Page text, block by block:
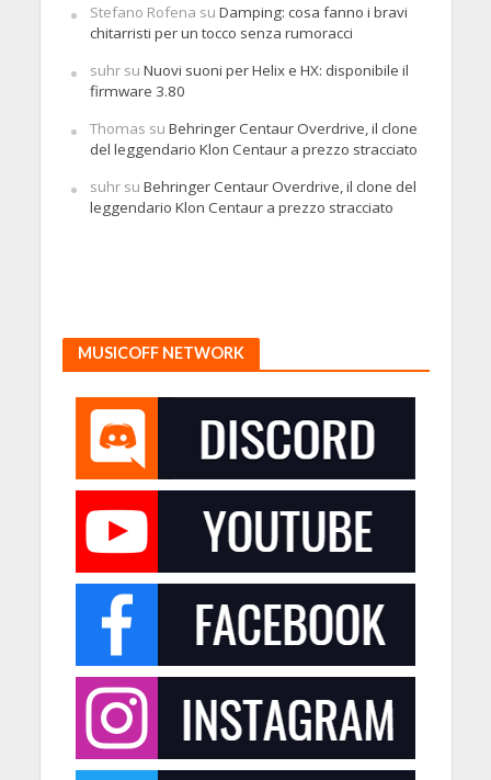
Stefano Rofena su Damping: cosa fanno i bravi
chitarristi per un tocco senza rumoracci
suhrsu Nuovi suoni per Helix e HX: disponibile il
firmware 3.80
Thomas su Behringer Centaur Overdrive, il clone
del leggendario Klon Centaur a prezzo stracciato
suhrsu Behringer Centaur Overdrive, il clone del
leggendario Klon Centaur a prezzo stracciato
MUSICOFF NETWORK